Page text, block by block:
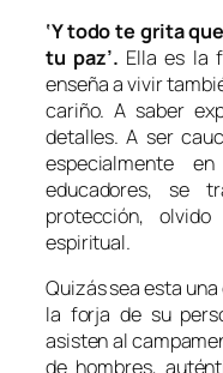
‘Y todo te grita
tu paz’. Ella es la
enseña a vivir
cariño. A saber
detalles. A ser
especialmente
educadores, se
protección,
espiritual.
Quizás sea esta
la forja de su
asisten al
de hombres,